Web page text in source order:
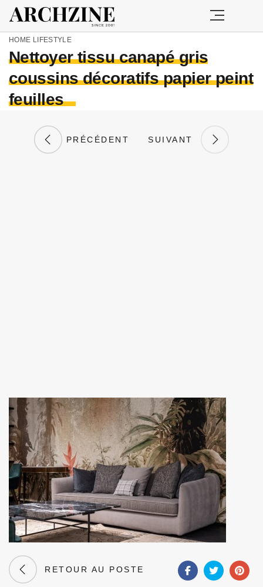
HOME LIFESTYLE
Nettoyer tissu canapé gris
coussins décoratifs papier peint
feuilles
PRÉCÉDENT SUIVANT
RETOUR AU POSTE